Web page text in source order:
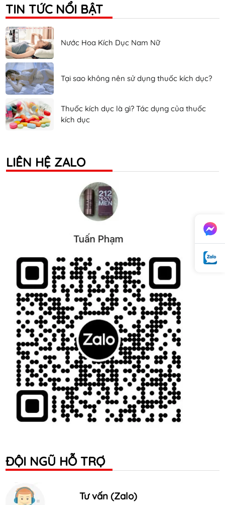
TIN TỨC NỔI BẬT
Nước Hoa Kích Dục Nam Nữ
Tại sao không nên sử dụng thuốc kích dục?
Thuốc kích dục là gì? Tác dụng của thuốc
kích dục
LIÊN HỆ ZALO
ĐỘI NGŨ HỖ TRỢ
Tư vấn (Zalo)